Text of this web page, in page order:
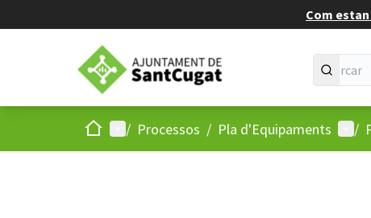
Com
Inici Menú principal
/ Processos / Pla d'Equipaments /